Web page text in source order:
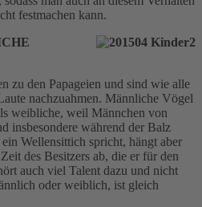
festmachen kann.
zu den Papageien und sind wie alle
nachzuahmen. Männliche Vögel
weibliche, weil Männchen von
insbesondere während der Balz
Wellensittich spricht, hängt aber
des Besitzers ab, die er für den
auch viel Talent dazu und nicht
oder weiblich, ist gleich